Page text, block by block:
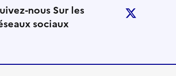
d’information
nous Sur les
sociaux